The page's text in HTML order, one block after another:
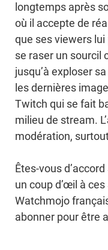
longtemps après
où il accepte de
que ses viewers
se raser un sourcil
jusqu’à exploser
les dernières
Twitch qui se fait
milieu de stream.
modération,
Êtes-vous
un coup d’œil à
Watchmojo
abonner pour être